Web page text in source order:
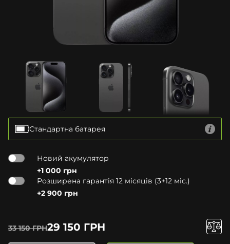
Стандартна батарея
Новий акумулятор
+1 000 грн
Розширена гарантія 12 місяців (3+12 міс.)
+2 900 грн
33 150 ГРН29 150 ГРН